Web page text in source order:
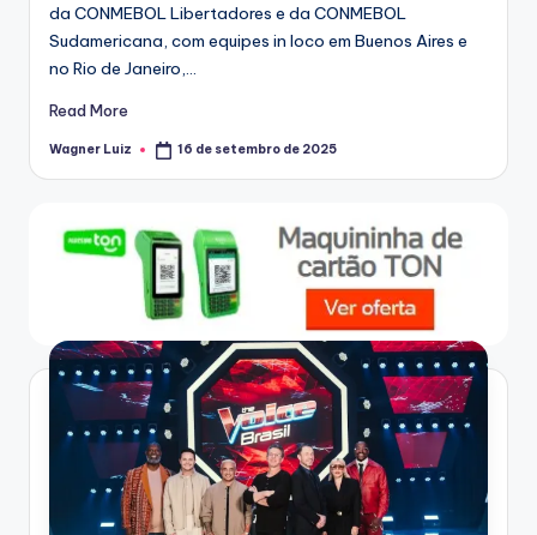
da CONMEBOL Libertadores e da CONMEBOL
Sudamericana, com equipes in loco em Buenos Aires e
no Rio de Janeiro,…
Read More
Posted
Wagner Luiz 16 de setembro de 2025